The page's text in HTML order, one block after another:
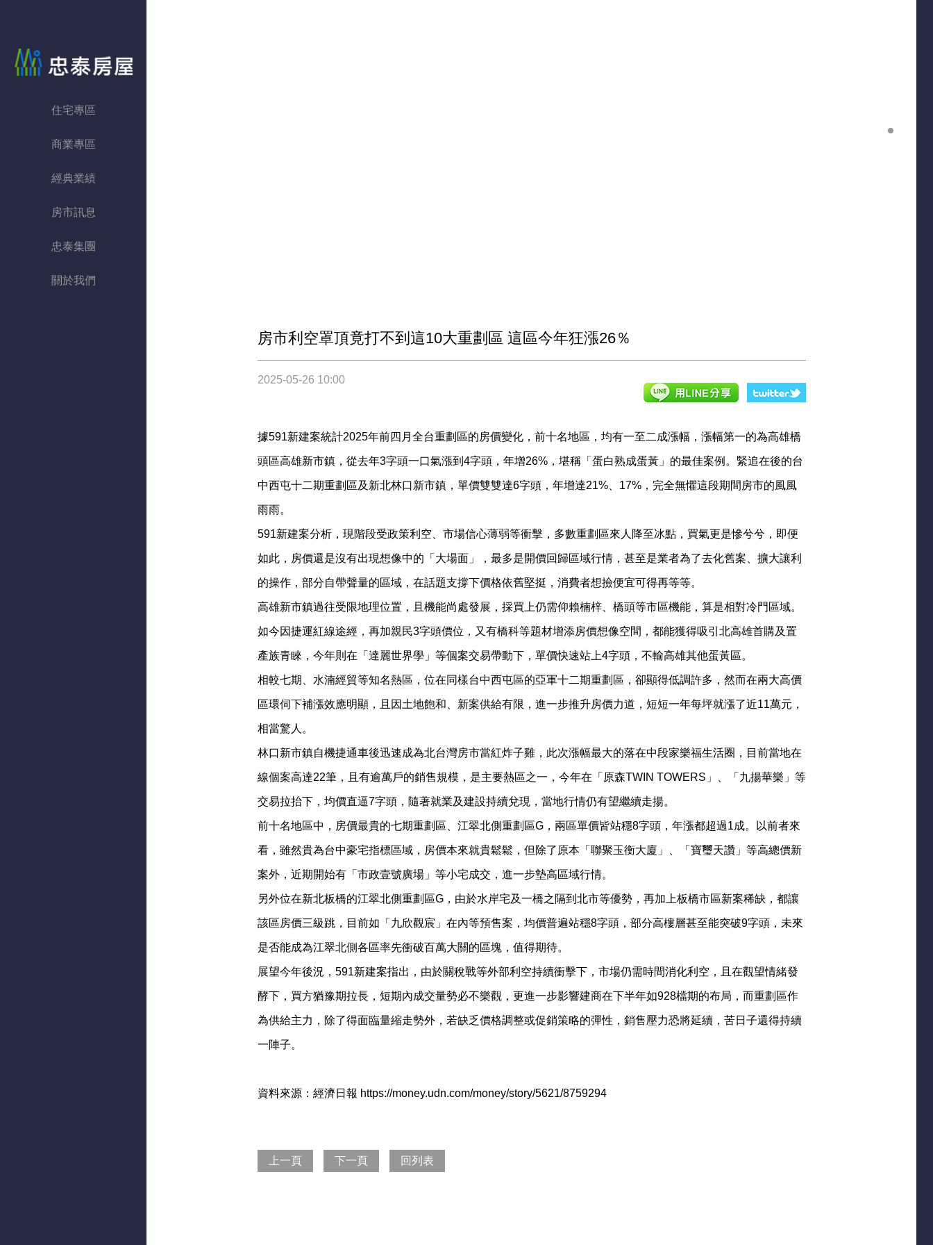
住宅專區
商業專區
經典業績
房市訊息
忠泰集團
關於我們
房市利空罩頂竟打不到這10大重劃區 這區今年狂漲26％
2025-05-26 10:00
據591新建案統計2025年前四月全台重劃區的房價變化，前十名地區，均有一至二成漲幅，漲幅第一的為高雄橋
頭區高雄新市鎮，從去年3字頭一口氣漲到4字頭，年增26%，堪稱「蛋白熟成蛋黃」的最佳案例。緊追在後的台
中西屯十二期重劃區及新北林口新市鎮，單價雙雙達6字頭，年增達21%、17%，完全無懼這段期間房市的風風
雨雨。
591新建案分析，現階段受政策利空、市場信心薄弱等衝擊，多數重劃區來人降至冰點，買氣更是慘兮兮，即便
如此，房價還是沒有出現想像中的「大場面」，最多是開價回歸區域行情，甚至是業者為了去化舊案、擴大讓利
的操作，部分自帶聲量的區域，在話題支撐下價格依舊堅挺，消費者想撿便宜可得再等等。
高雄新市鎮過往受限地理位置，且機能尚處發展，採買上仍需仰賴楠梓、橋頭等市區機能，算是相對冷門區域。
如今因捷運紅線途經，再加親民3字頭價位，又有橋科等題材增添房價想像空間，都能獲得吸引北高雄首購及置
產族青睞，今年則在「達麗世界學」等個案交易帶動下，單價快速站上4字頭，不輸高雄其他蛋黃區。
相較七期、水湳經貿等知名熱區，位在同樣台中西屯區的亞軍十二期重劃區，卻顯得低調許多，然而在兩大高價
區環伺下補漲效應明顯，且因土地飽和、新案供給有限，進一步推升房價力道，短短一年每坪就漲了近11萬元，
相當驚人。
林口新市鎮自機捷通車後迅速成為北台灣房市當紅炸子雞，此次漲幅最大的落在中段家樂福生活圈，目前當地在
線個案高達22筆，且有逾萬戶的銷售規模，是主要熱區之一，今年在「原森TWIN TOWERS」、「九揚華樂」等
交易拉抬下，均價直逼7字頭，隨著就業及建設持續兌現，當地行情仍有望繼續走揚。
前十名地區中，房價最貴的七期重劃區、江翠北側重劃區G，兩區單價皆站穩8字頭，年漲都超過1成。以前者來
看，雖然貴為台中豪宅指標區域，房價本來就貴鬆鬆，但除了原本「聯聚玉衡大廈」、「寶璽天讚」等高總價新
案外，近期開始有「市政壹號廣場」等小宅成交，進一步墊高區域行情。
另外位在新北板橋的江翠北側重劃區G，由於水岸宅及一橋之隔到北市等優勢，再加上板橋市區新案稀缺，都讓
該區房價三級跳，目前如「九欣觀宸」在內等預售案，均價普遍站穩8字頭，部分高樓層甚至能突破9字頭，未來
是否能成為江翠北側各區率先衝破百萬大關的區塊，值得期待。
展望今年後況，591新建案指出，由於關稅戰等外部利空持續衝擊下，市場仍需時間消化利空，且在觀望情緒發
酵下，買方猶豫期拉長，短期內成交量勢必不樂觀，更進一步影響建商在下半年如928檔期的布局，而重劃區作
為供給主力，除了得面臨量縮走勢外，若缺乏價格調整或促銷策略的彈性，銷售壓力恐將延續，苦日子還得持續
一陣子。
資料來源：經濟日報 https://money.udn.com/money/story/5621/8759294
上一頁 下一頁 回列表